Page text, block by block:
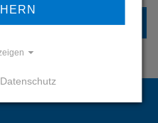
Datenschutz